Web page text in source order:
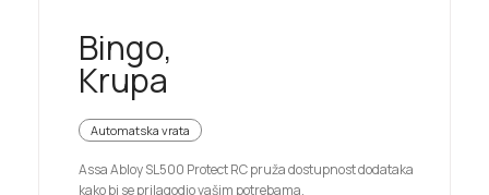
Bingo,
Krupa
Automatska vrata
Assa Abloy SL500 Protect RC pruža dostupnost dodataka
kako bi se prilagodio vašim potrebama.